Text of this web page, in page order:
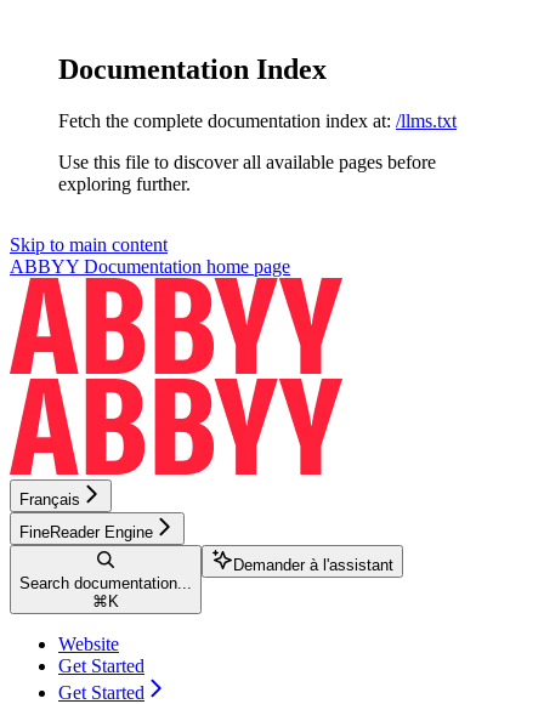
Documentation Index
Fetch the complete documentation index at: /llms.txt
Use this file to discover all available pages before
exploring further.
Skip to main content
ABBYY Documentation home page
Français
FineReader Engine
Search documentation...
⌘ K
Demander à l'assistant
Website
Get Started
Get Started